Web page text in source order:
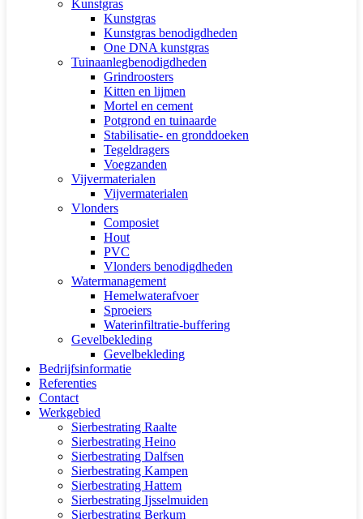
Kunstgras
Kunstgras
Kunstgras benodigdheden
One DNA kunstgras
Tuinaanlegbenodigdheden
Grindroosters
Kitten en lijmen
Mortel en cement
Potgrond en tuinaarde
Stabilisatie- en gronddoeken
Tegeldragers
Voegzanden
Vijvermaterialen
Vijvermaterialen
Vlonders
Composiet
Hout
PVC
Vlonders benodigdheden
Watermanagement
Hemelwaterafvoer
Sproeiers
Waterinfiltratie-buffering
Gevelbekleding
Gevelbekleding
Bedrijfsinformatie
Referenties
Contact
Werkgebied
Sierbestrating Raalte
Sierbestrating Heino
Sierbestrating Dalfsen
Sierbestrating Kampen
Sierbestrating Hattem
Sierbestrating Ijsselmuiden
Sierbestrating Berkum